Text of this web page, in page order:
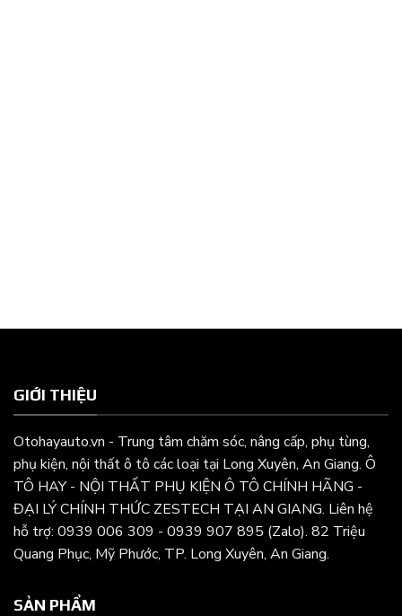
GIỚI THIỆU
Otohayauto.vn - Trung tâm chăm sóc, nâng cấp, phụ tùng,
phụ kiện, nội thất ô tô các loại tại Long Xuyên, An Giang. Ô
TÔ HAY - NỘI THẤT PHỤ KIỆN Ô TÔ CHÍNH HÃNG -
ĐẠI LÝ CHÍNH THỨC ZESTECH TẠI AN GIANG. Liên hệ
hỗ trợ: 0939 006 309 - 0939 907 895 (Zalo). 82 Triệu
Quang Phục, Mỹ Phước, TP. Long Xuyên, An Giang.
SẢN PHẨM